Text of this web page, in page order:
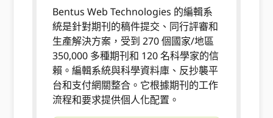
Bentus Web Technologies 的編輯系
統是針對期刊的稿件提交、同行評審和
生產解決方案，受到 270 個國家/地區
350,000 多種期刊和 120 名科學家的信
賴。編輯系統與科學資料庫、反抄襲平
台和支付網關整合。它根據期刊的工作
流程和要求提供個人化配置。